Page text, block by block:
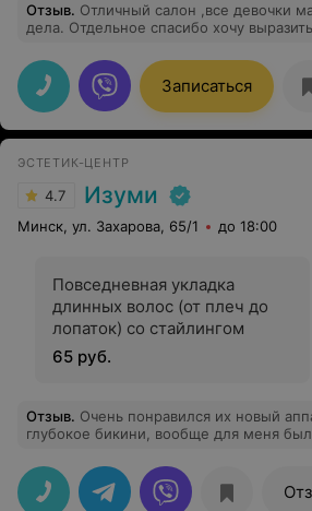
Отзыв. Отличный салон ,все девочки мастера своего
дела. Отдельное спасибо хочу
довольна все получилось как я хотела
Записаться
ЭСТЕТИК-ЦЕНТР
4.7 Изуми
Минск, ул. Захарова, 65/1 до 18:00
Повседневная укладка
длинных волос (от плеч до
лопаток) со стайлингом
65 руб.
Отзыв. Очень понравился их новый
глубокое бикини, вообще для меня
профессиональна и внимательно.
услугу.